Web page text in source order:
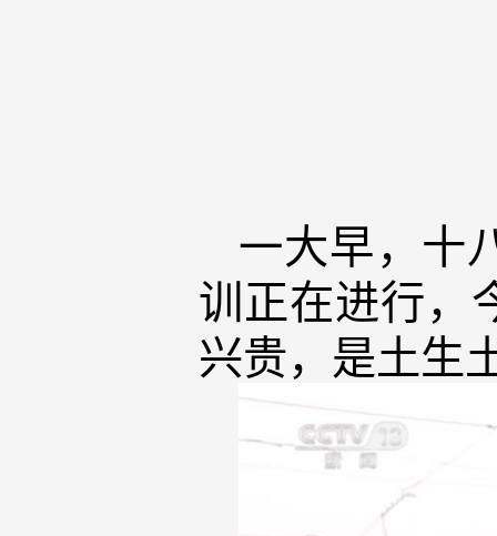
一大早，十
训正在进行，
兴贵，是土